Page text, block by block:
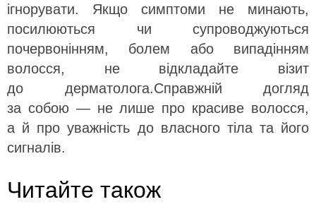
ігнорувати. Якщо симптоми не минають,
посилюються чи супроводжуються
почервонінням, болем або випадінням
волосся, не відкладайте візит
до дерматолога.Справжній догляд
за собою — не лише про красиве волосся,
а й про уважність до власного тіла та його
сигналів.
Читайте також